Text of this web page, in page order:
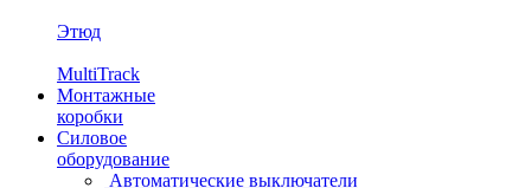
Этюд
MultiTrack
Монтажные
коробки
Силовое
оборудование
Автоматические выключатели